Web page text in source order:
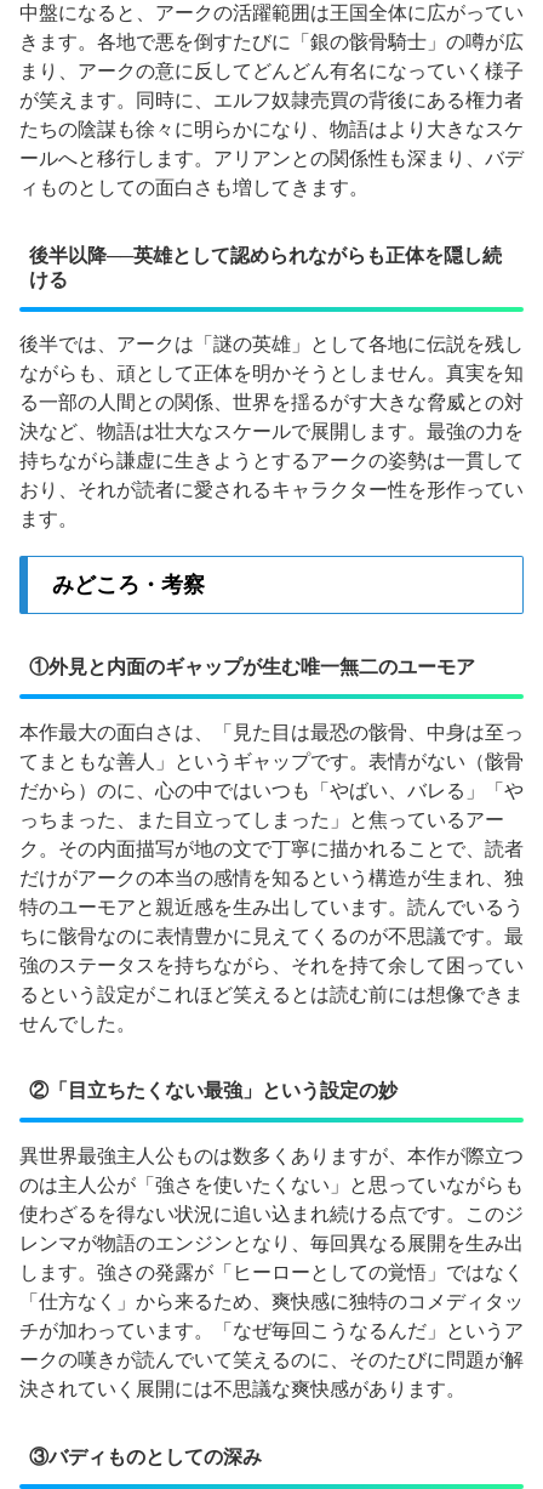
中盤になると、アークの活躍範囲は王国全体に広がってい
きます。各地で悪を倒すたびに「銀の骸骨騎士」の噂が広
まり、アークの意に反してどんどん有名になっていく様子
が笑えます。同時に、エルフ奴隷売買の背後にある権力者
たちの陰謀も徐々に明らかになり、物語はより大きなスケ
ールへと移行します。アリアンとの関係性も深まり、バデ
ィものとしての面白さも増してきます。
後半以降──英雄として認められながらも正体を隠し続
ける
後半では、アークは「謎の英雄」として各地に伝説を残し
ながらも、頑として正体を明かそうとしません。真実を知
る一部の人間との関係、世界を揺るがす大きな脅威との対
決など、物語は壮大なスケールで展開します。最強の力を
持ちながら謙虚に生きようとするアークの姿勢は一貫して
おり、それが読者に愛されるキャラクター性を形作ってい
ます。
みどころ・考察
①外見と内面のギャップが生む唯一無二のユーモア
本作最大の面白さは、「見た目は最恐の骸骨、中身は至っ
てまともな善人」というギャップです。表情がない（骸骨
だから）のに、心の中ではいつも「やばい、バレる」「や
っちまった、また目立ってしまった」と焦っているアー
ク。その内面描写が地の文で丁寧に描かれることで、読者
だけがアークの本当の感情を知るという構造が生まれ、独
特のユーモアと親近感を生み出しています。読んでいるう
ちに骸骨なのに表情豊かに見えてくるのが不思議です。最
強のステータスを持ちながら、それを持て余して困ってい
るという設定がこれほど笑えるとは読む前には想像できま
せんでした。
②「目立ちたくない最強」という設定の妙
異世界最強主人公ものは数多くありますが、本作が際立つ
のは主人公が「強さを使いたくない」と思っていながらも
使わざるを得ない状況に追い込まれ続ける点です。このジ
レンマが物語のエンジンとなり、毎回異なる展開を生み出
します。強さの発露が「ヒーローとしての覚悟」ではなく
「仕方なく」から来るため、爽快感に独特のコメディタッ
チが加わっています。「なぜ毎回こうなるんだ」というア
ークの嘆きが読んでいて笑えるのに、そのたびに問題が解
決されていく展開には不思議な爽快感があります。
③バディものとしての深み